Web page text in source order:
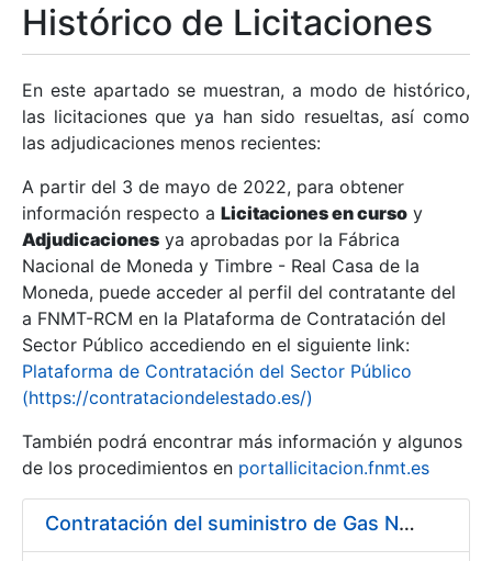
Mostrar/Ocultar
Mostrar/Ocultar
Mostrar/Ocultar
Histórico de Licitaciones
En este apartado se muestran, a modo de histórico,
las licitaciones que ya han sido resueltas, así como
las adjudicaciones menos recientes:
A partir del 3 de mayo de 2022, para obtener
información respecto a Licitaciones en curso y
Adjudicaciones ya aprobadas por la Fábrica
Nacional de Moneda y Timbre - Real Casa de la
Moneda, puede acceder al perfil del contratante del
a FNMT-RCM en la Plataforma de Contratación del
Sector Público accediendo en el siguiente link:
Plataforma de Contratación del Sector Público
(https://contrataciondelestado.es/)
También podrá encontrar más información y algunos
de los procedimientos en portallicitacion.fnmt.es
Contratación del suministro de Gas Natural a los diferentes centros de trabajo de la FNMT-RCM